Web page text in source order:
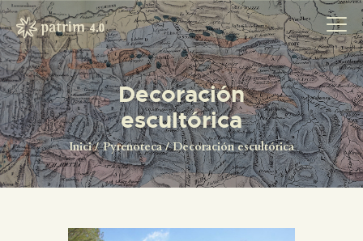
Decoración
escultórica
Inici Pyrenoteca Decoración escultórica
INICI
PYRENOTECA 4.0
PROJECTES
CONTACTE